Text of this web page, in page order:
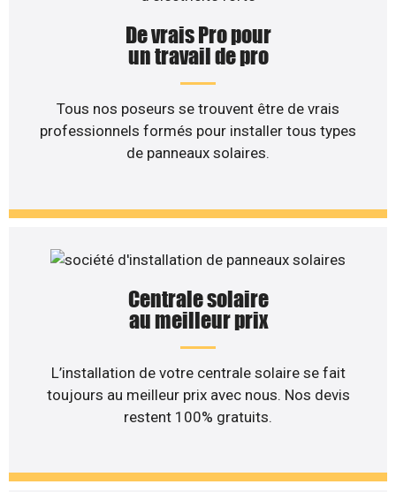
De vrais Pro pour
un travail de pro
Tous nos poseurs se trouvent être de vrais
professionnels formés pour installer tous types
de panneaux solaires.
Centrale solaire
au meilleur prix
L’installation de votre centrale solaire se fait
toujours au meilleur prix avec nous. Nos devis
restent 100% gratuits.